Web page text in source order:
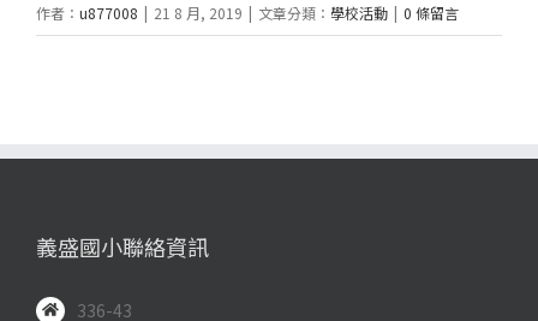
作者： u877008 | 21 8 月, 2019 | 文章分類： 學校活動 | 0 條留言
義盛國小聯絡資訊
336-43